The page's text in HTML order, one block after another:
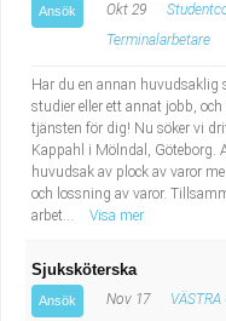
Transport
Sjuksköterska,
Kock, storhushåll
Undersköterska,
Bibliotekarie
Administrativ
Ansök Okt 29
Terminalarbetare
Har du en annan huvudsaklig
studier eller ett annat jobb,
tjänsten för dig! Nu söker vi
Kappahl i Mölndal, Göteborg.
huvudsak av plock av varor
och lossning av varor.
arbet...
Visa mer
Sjuksköterska
Ansök Nov 17 VÄSTRA